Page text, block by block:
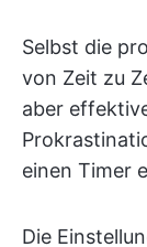
Selbst die
von Zeit zu
aber
einen Timer
Die